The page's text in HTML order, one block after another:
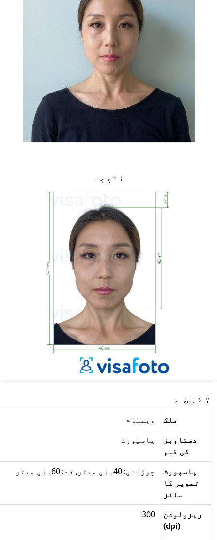
نتیجہ
تقاضے
ملک
ویتنام
دستاویز
کی قسم
پاسپورٹ
پاسپورٹ
تصویر کا
سائز
چوڑائی: 40ملی میٹر, قد: 60ملی میٹر
ریزولوشن
(dpi)
300